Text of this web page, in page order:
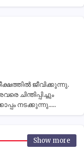
ജീവിക്കുന്നു.
ചിന്തിപ്പിച്ചും
നടക്കുന്നു.....
Show more